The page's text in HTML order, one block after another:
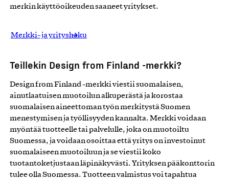
merkin käyttöoikeuden saaneet yritykset.
Merkki- ja yrityshaku
Teillekin Design from Finland -merkki?
Design from Finland -merkki viestii suomalaisen,
ainutlaatuisen muotoilun alkuperästä ja korostaa
suomalaisen aineettoman työn merkitystä Suomen
menestymisen ja työllisyyden kannalta. Merkki voidaan
myöntää tuotteelle tai palvelulle, joka on muotoiltu
Suomessa, ja voidaan osoittaa että yritys on investoinut
suomalaiseen muotoiluun ja se viestii koko
tuotantoketjustaan läpinäkyvästi. Yrityksen pääkonttorin
tulee olla Suomessa. Tuotteen valmistus voi tapahtua